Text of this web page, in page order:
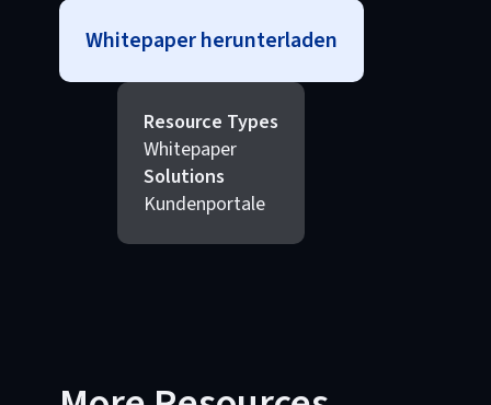
Whitepaper herunterladen
Resource Types
Whitepaper
Solutions
Kundenportale